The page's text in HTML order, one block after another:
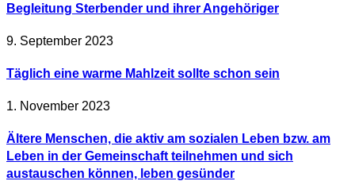
Begleitung Sterbender und ihrer Angehöriger
9. September 2023
Täglich eine warme Mahlzeit sollte schon sein
1. November 2023
Ältere Menschen, die aktiv am sozialen Leben bzw. am
Leben in der Gemeinschaft teilnehmen und sich
austauschen können, leben gesünder